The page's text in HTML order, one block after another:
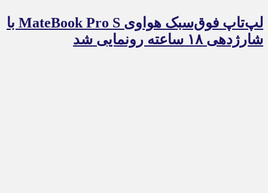
لپ‌تاپ فوق‌سبک هواوی MateBook Pro S با
شارژدهی ۱۸ ساعته رونمایی شد